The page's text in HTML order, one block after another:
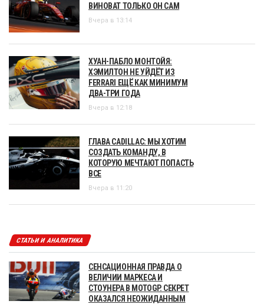
ВИНОВАТ ТОЛЬКО ОН САМ
Вчера в 13:14
ХУАН-ПАБЛО МОНТОЙЯ:
ХЭМИЛТОН НЕ УЙДЁТ ИЗ
FERRARI ЕЩЁ КАК МИНИМУМ
ДВА-ТРИ ГОДА
Вчера в 12:18
ГЛАВА CADILLAC: МЫ ХОТИМ
СОЗДАТЬ КОМАНДУ, В
КОТОРУЮ МЕЧТАЮТ ПОПАСТЬ
ВСЕ
Вчера в 11:20
СТАТЬИ И АНАЛИТИКА
СЕНСАЦИОННАЯ ПРАВДА О
ВЕЛИЧИИ МАРКЕСА И
СТОУНЕРА В MOTOGP. СЕКРЕТ
ОКАЗАЛСЯ НЕОЖИДАННЫМ